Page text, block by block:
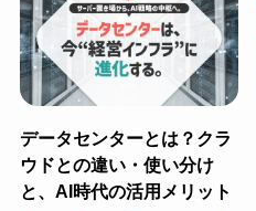
データセンターとは？クラ
ウドとの違い・使い分け
と、AI時代の活用メリット